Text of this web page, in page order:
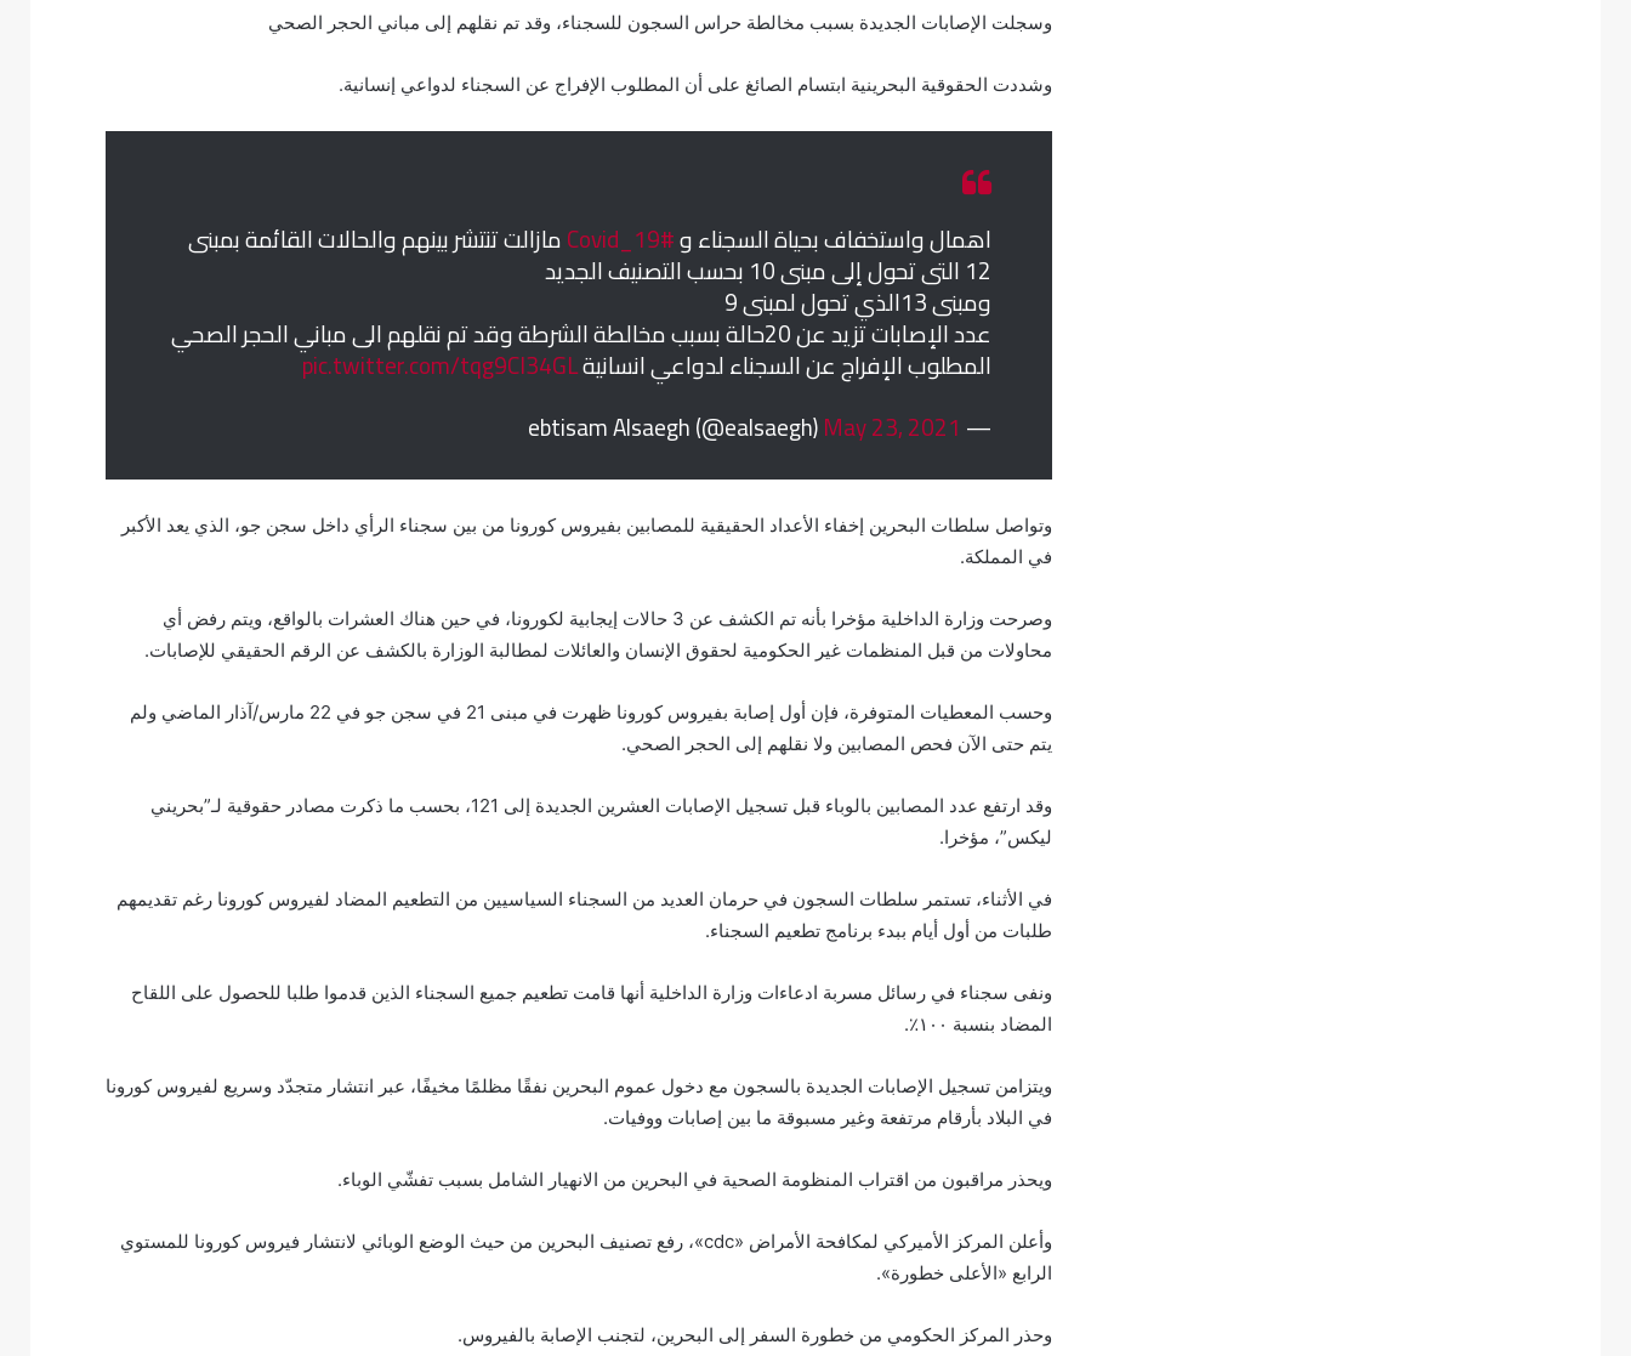
وسجلت الإصابات الجديدة بسبب مخالطة حراس السجون للسجناء، وقد تم نقلهم إلى مباني الحجر الصحي
وشددت الحقوقية البحرينية ابتسام الصائغ على أن المطلوب الإفراج عن السجناء لدواعي إنسانية.
اهمال واستخفاف بحياة السجناء و#Covid_19 مازالت تنتشر بينهم والحالات القائمة بمبنى
12 التى تحول إلى مبنى 10 بحسب التصنيف الجديد
ومبنى 13الذي تحول لمبنى 9
عدد الإصابات تزيد عن 20حالة بسبب مخالطة الشرطة وقد تم نقلهم الى مباني الحجر الصحي
المطلوب الإفراج عن السجناء لدواعي انسانيةpic.twitter.com/tqg9CI34GL
— ebtisam Alsaegh (@ealsaegh)
May 23, 2021
وتواصل سلطات البحرين إخفاء الأعداد الحقيقية للمصابين بفيروس كورونا من بين سجناء الرأي داخل سجن جو، الذي يعد الأكبر
في المملكة.
وصرحت وزارة الداخلية مؤخرا بأنه تم الكشف عن 3 حالات إيجابية لكورونا، في حين هناك العشرات بالواقع، ويتم رفض أي
محاولات من قبل المنظمات غير الحكومية لحقوق الإنسان والعائلات لمطالبة الوزارة بالكشف عن الرقم الحقيقي للإصابات.
وحسب المعطيات المتوفرة، فإن أول إصابة بفيروس كورونا ظهرت في مبنى 21 في سجن جو في 22 مارس/آذار الماضي ولم
يتم حتى الآن فحص المصابين ولا نقلهم إلى الحجر الصحي.
وقد ارتفع عدد المصابين بالوباء قبل تسجيل الإصابات العشرين الجديدة إلى 121، بحسب ما ذكرت مصادر حقوقية لـ”بحريني
ليكس”، مؤخرا.
في الأثناء، تستمر سلطات السجون في حرمان العديد من السجناء السياسيين من التطعيم المضاد لفيروس كورونا رغم تقديمهم
طلبات من أول أيام ببدء برنامج تطعيم السجناء.
ونفى سجناء في رسائل مسربة ادعاءات وزارة الداخلية أنها قامت تطعيم جميع السجناء الذين قدموا طلبا للحصول على اللقاح
المضاد بنسبة ١٠٠٪.
ويتزامن تسجيل الإصابات الجديدة بالسجون مع دخول عموم البحرين نفقًا مظلمًا مخيفًا، عبر انتشار متجدّد وسريع لفيروس كورونا
في البلاد بأرقام مرتفعة وغير مسبوقة ما بين إصابات ووفيات.
ويحذر مراقبون من اقتراب المنظومة الصحية في البحرين من الانهيار الشامل بسبب تفشّي الوباء.
وأعلن المركز الأميركي لمكافحة الأمراض «cdc»، رفع تصنيف البحرين من حيث الوضع الوبائي لانتشار فيروس كورونا للمستوي
الرابع «الأعلى خطورة».
وحذر المركز الحكومي من خطورة السفر إلى البحرين، لتجنب الإصابة بالفيروس.